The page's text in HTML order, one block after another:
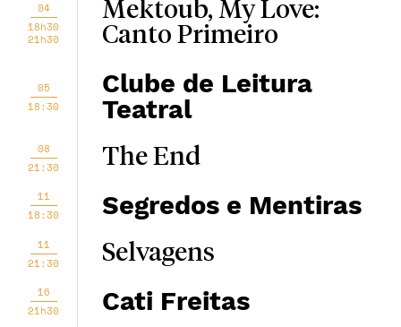
04
18h30
21h30
Mektoub, My Love:
Canto Primeiro
05
18:30
Clube de Leitura
Teatral
08
21:30
The End
11
18:30
Segredos e Mentiras
11
21:30
Selvagens
16
21h30
Cati Freitas